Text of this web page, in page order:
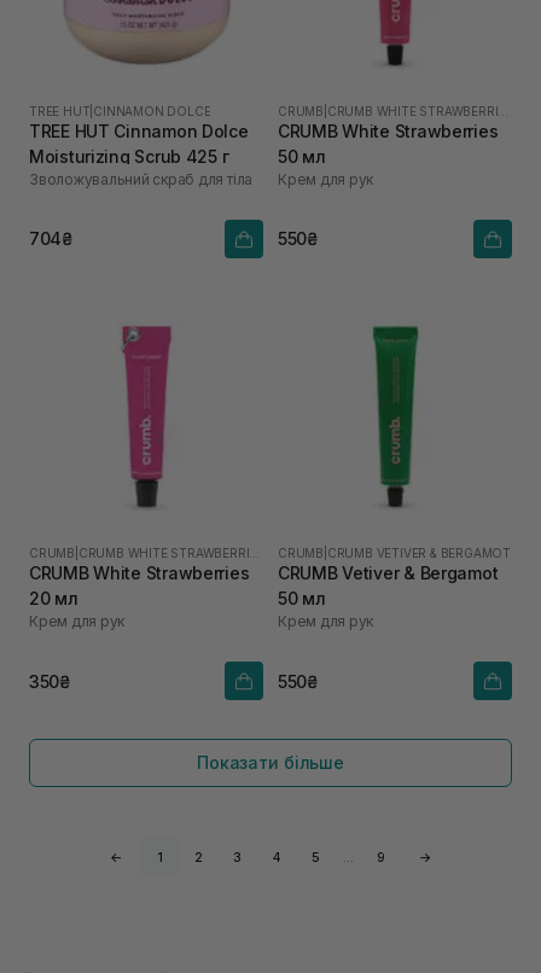
TREE HUT CINNAMON DOLCE
TREE HUT Cinnamon Dolce
Moisturizing Scrub 425 г
Зволожувальний скраб для тіла
704₴
CRUMB
CRUMB White Strawberries
50 мл
Крем для рук
550₴
CRUMB CRUMB WHITE STRAWBERRIES
CRUMB White Strawberries
20 мл
Крем для рук
350₴
CRUMB CRUMB VETIVER & BERGAMOT
CRUMB Vetiver & Bergamot
50 мл
Крем для рук
550₴
Показати більше
← 1 2 3 4 5 … 9 →